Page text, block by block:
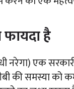
फायदा है
नरेगा) एक
की समस्या